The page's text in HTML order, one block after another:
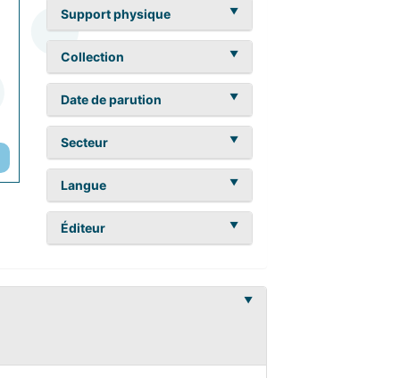
Support physique
Collection
Date de parution
Secteur
Langue
Éditeur